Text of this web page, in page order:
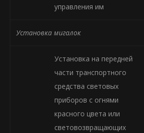
управления им
Установка мигалок
Установка на передней
части транспортного
средства световых
приборов с огнями
красного цвета или
световозвращающих